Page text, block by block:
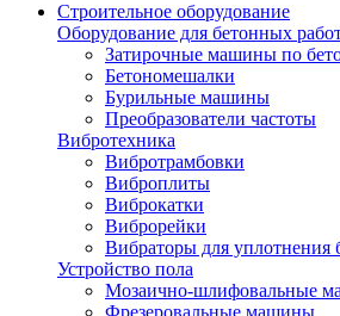
Строительное оборудование
Оборудование для бетонных
Затирочные машины по
Бетономешалки
Бурильные машины
Преобразователи частоты
Вибротехника
Вибротрамбовки
Виброплиты
Виброкатки
Виброрейки
Вибраторы для уплотнения
Устройство пола
Мозаично-шлифовальные
Фрезеровальные машины